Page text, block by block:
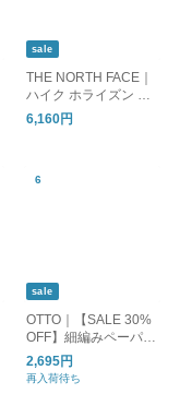
sale
THE NORTH FACE｜
ハイク ホライズン ハ
ット 帽子 HIKE Horizo
n Hat nn02646
6,160円
sale
OTTO｜【SALE 30%
OFF】細編みペーパー
バゲット ハット 帽子
299r502p
2,695円
再入荷待ち